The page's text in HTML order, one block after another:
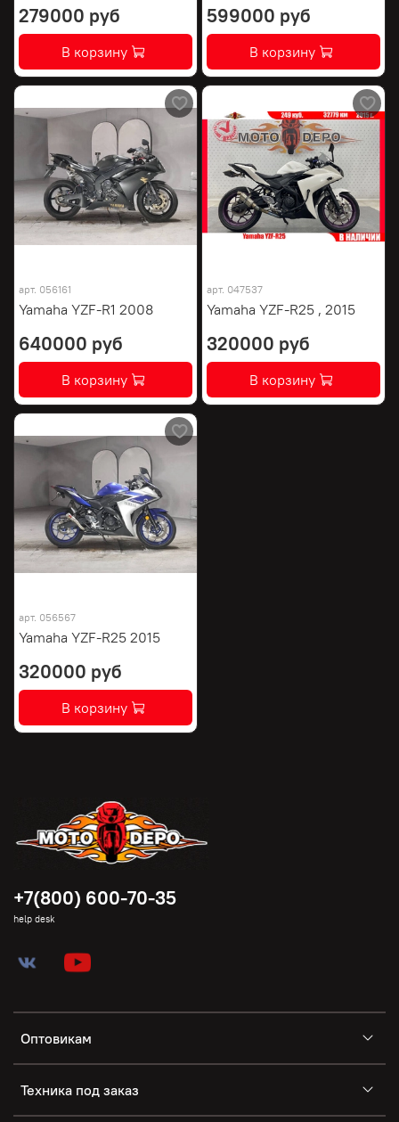
279000 руб
В корзину
599000 руб
В корзину
арт. 056161
Yamaha YZF-R1 2008
640000 руб
В корзину
арт. 047537
Yamaha YZF-R25 , 2015
320000 руб
В корзину
арт. 056567
Yamaha YZF-R25 2015
320000 руб
В корзину
Оптовикам
Техника под заказ
+7(800) 600-70-35
help desk